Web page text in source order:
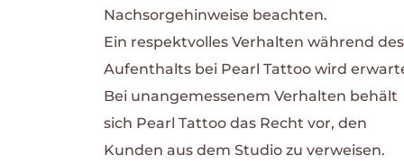
Nachsorgehinweise beachten.
Ein respektvolles Verhalten während des
Aufenthalts bei Pearl Tattoo wird
Bei unangemessenem Verhalten behält
sich Pearl Tattoo das Recht vor, den
Kunden aus dem Studio zu verweisen.